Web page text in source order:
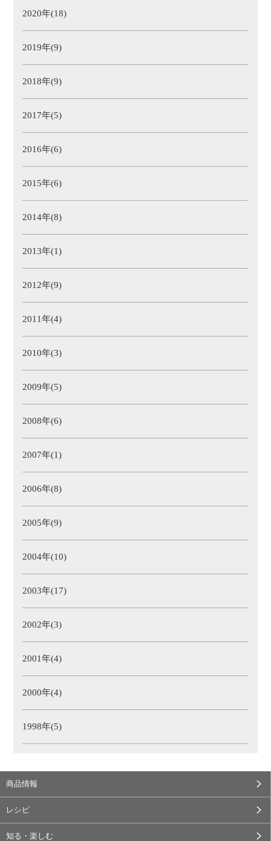
2020年(18)
2019年(9)
2018年(9)
2017年(5)
2016年(6)
2015年(6)
2014年(8)
2013年(1)
2012年(9)
2011年(4)
2010年(3)
2009年(5)
2008年(6)
2007年(1)
2006年(8)
2005年(9)
2004年(10)
2003年(17)
2002年(3)
2001年(4)
2000年(4)
1998年(5)
商品情報
レシピ
知る・楽しむ